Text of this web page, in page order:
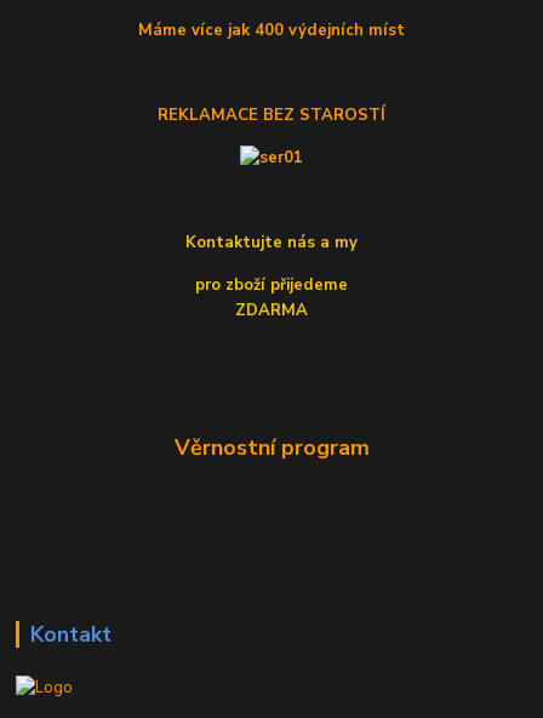
Máme více jak 400 výdejních míst
REKLAMACE BEZ STAROSTÍ
Kontaktujte nás a my
pro zboží přijedeme
ZDARMA
Věrnostní program
Kontakt